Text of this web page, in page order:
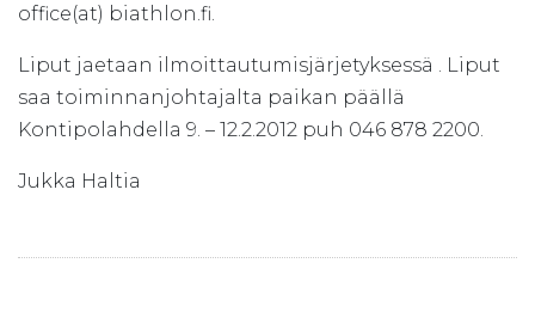
office(at) biathlon.fi.
Liput jaetaan ilmoittautumisjärjetyksessä . Liput
saa toiminnanjohtajalta paikan päällä
Kontipolahdella 9. – 12.2.2012 puh 046 878 2200.
Jukka Haltia